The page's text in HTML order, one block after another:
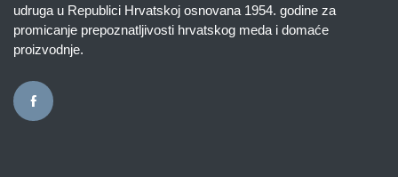
udruga u Republici Hrvatskoj osnovana 1954. godine za
promicanje prepoznatljivosti hrvatskog meda i domaće
proizvodnje.